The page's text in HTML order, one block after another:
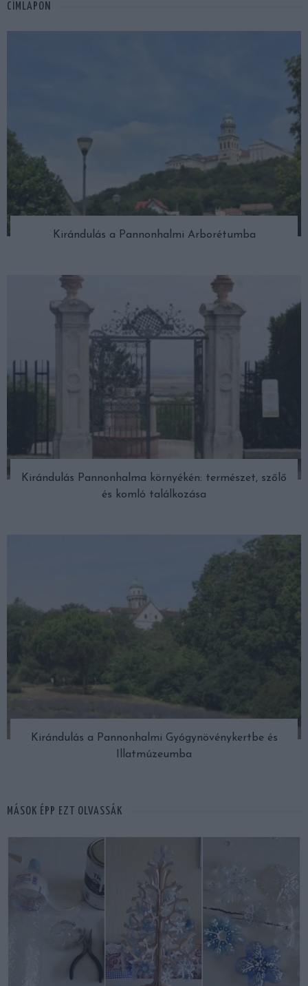
CÍMLAPON
Kirándulás a Pannonhalmi Arborétumba
Kirándulás Pannonhalma környékén: természet, szőlő
és komló találkozása
Kirándulás a Pannonhalmi Gyógynövénykertbe és
Illatmúzeumba
MÁSOK ÉPP EZT OLVASSÁK